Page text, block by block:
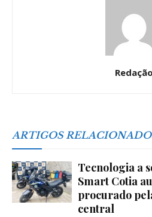
Redação
ARTIGOS
Tecnologia a
Smart Cotia
procurado
central